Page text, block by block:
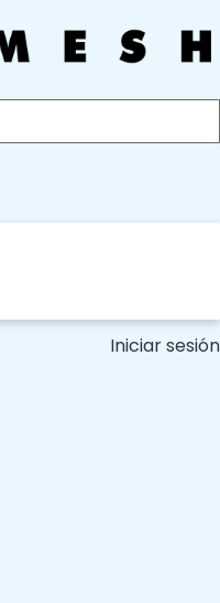
Iniciar sesión